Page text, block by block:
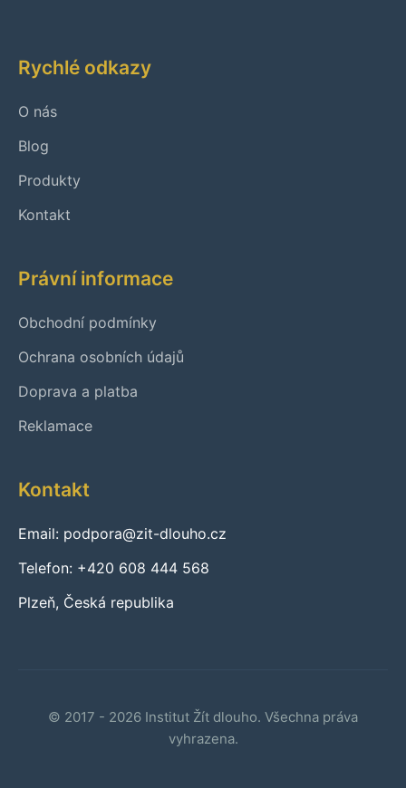
Rychlé odkazy
O nás
Blog
Produkty
Kontakt
Právní informace
Obchodní podmínky
Ochrana osobních údajů
Doprava a platba
Reklamace
Kontakt
Email: podpora@zit-dlouho.cz
Telefon: +420 608 444 568
Plzeň, Česká republika
© 2017 - 2026 Institut Žít dlouho. Všechna práva
vyhrazena.